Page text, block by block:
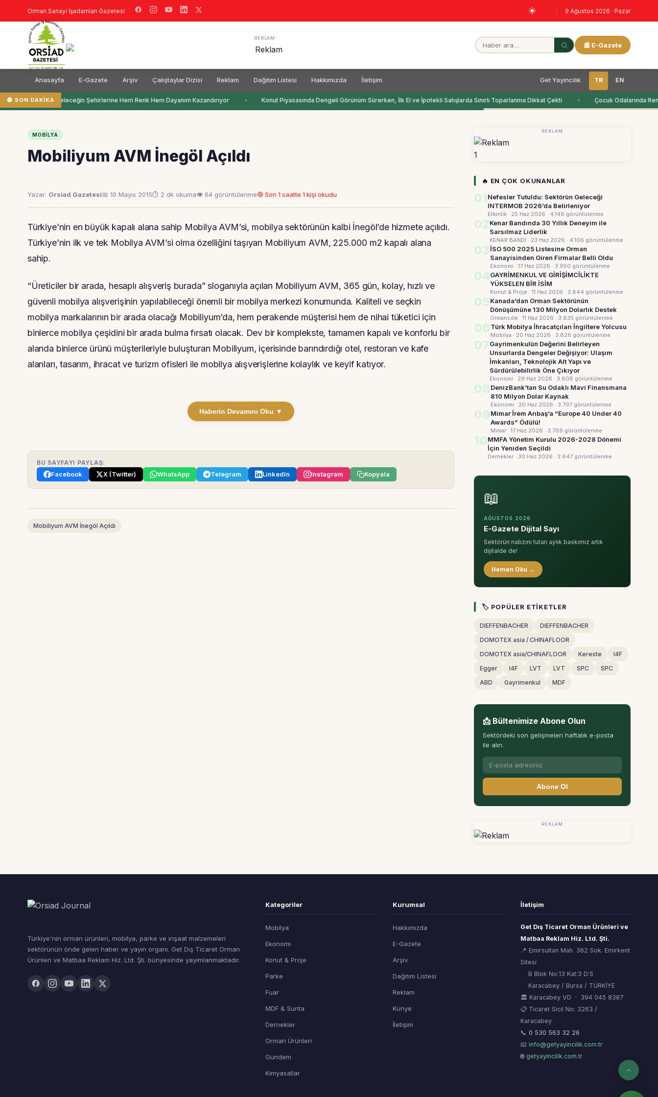
Orman Sanayi İşadamları Gazetesi 9 Ağustos 2026 · Pazar
REKLAM
📰 E-Gazete
Anasayfa E-Gazete Arşiv Çalıştaylar Dizisi Reklam Dağıtım Listesi Hakkımızda İletişim Get Yayıncılık TR EN
🔴 SON DAKIKA
Filli Boya Geleceğin Şehirlerine Hem Renk Hem Dayanım Kazandırıyor Konut Piyasasında Dengeli Görünüm Sürerken, İlk El ve İpotekli Satışlarda Sınırlı Toparlanma Dikkat Çekti Çocuk Odalarında
MOBILYA
Mobiliyum AVM İnegöl Açıldı
Yazar: Orsiad Gazetesi📅 10 Mayıs 2015⏱ 2 dk okuma👁 64 görüntülenme🔴 Son 1 saatte 1 kişi okudu
Türkiye’nin en büyük kapalı alana sahip Mobilya AVM’si, mobilya sektörünün kalbi İnegöl’de hizmete açılıdı.
Türkiye’nin ilk ve tek Mobilya AVM’si olma özelliğini taşıyan Mobiliyum AVM, 225.000 m2 kapalı alana
sahip.
“Üreticiler bir arada, hesaplı alışveriş burada” sloganıyla açılan Mobiliyum AVM, 365 gün, kolay, hızlı ve
güvenli mobilya alışverişinin yapılabileceği önemli bir mobilya merkezi konumunda. Kaliteli ve seçkin
mobilya markalarının bir arada olacağı Mobiliyum’da, hem perakende müşterisi hem de nihai tüketici için
binlerce mobilya çeşidini bir arada bulma fırsatı olacak. Dev bir komplekste, tamamen kapalı ve konforlu bir
alanda binlerce ürünü müşterileriyle buluşturan Mobiliyum, içerisinde barındırdığı otel, restoran ve kafe
alanları, tasarım, ihracat ve turizm ofisleri ile mobilya alışverişlerine kolaylık ve keyif katıyor.
Haberin Devamını Oku ▼
BU SAYFAYI PAYLAŞ:
Facebook X (Twitter) WhatsApp Telegram LinkedIn Instagram Kopyala
Mobiliyum AVM İnegöl Açıldı
REKLAM
1
🔥 EN ÇOK OKUNANLAR
01Nefesler Tutuldu: Sektörün Geleceği
INTERMOB 2026’da Belirleniyor
Etkinlik · 25 Haz 2026 · 4.148 görüntülenme
02Kenar Bandında 30 Yıllık Deneyim ile
Sarsılmaz Liderlik
KENAR BANDI · 23 Haz 2026 · 4.106 görüntülenme
03İSO 500 2025 Listesine Orman
Sanayisinden Giren Firmalar Belli Oldu
Ekonomi · 17 Haz 2026 · 3.950 görüntülenme
04GAYRİMENKUL VE GİRİŞİMCİLİKTE
YÜKSELEN BİR İSİM
Konut & Proje · 11 Haz 2026 · 3.844 görüntülenme
05Kanada’dan Orman Sektörünün
Dönüşümüne 130 Milyon Dolarlık Destek
Ormancılık · 11 Haz 2026 · 3.835 görüntülenme
06Türk Mobilya İhracatçıları İngiltere Yolcusu
Mobilya · 20 Haz 2026 · 3.826 görüntülenme
07Gayrimenkulün Değerini Belirleyen
Unsurlarda Dengeler Değişiyor: Ulaşım
İmkanları, Teknolojik Alt Yapı ve
Sürdürülebilirlik Öne Çıkıyor
Ekonomi · 29 Haz 2026 · 3.808 görüntülenme
08DenizBank’tan Su Odaklı Mavi Finansmana
810 Milyon Dolar Kaynak
Ekonomi · 20 Haz 2026 · 3.797 görüntülenme
09Mimar İrem Arıbaş’a “Europe 40 Under 40
Awards” Ödülü!
Mimar · 17 Haz 2026 · 3.769 görüntülenme
10MMFA Yönetim Kurulu 2026-2028 Dönemi
İçin Yeniden Seçildi
Dernekler · 30 Haz 2026 · 3.647 görüntülenme
📖
AĞUSTOS 2026
E-Gazete Dijital Sayı
Sektörün nabzını tutan aylık baskımız artık
dijitalde de!
Hemen Oku →
🏷 POPÜLER ETIKETLER
DIEFFENBACHER
DIEFFENBACHER
DOMOTEX asia / CHINAFLOOR
DOMOTEX asia/CHINAFLOOR
Kereste
I4F
Egger
I4F LVT LVT SPC
SPC
ABD
Gayrimenkul MDF
📩 Bültenimize Abone Olun
Sektördeki son gelişmeleri haftalık e-posta
ile alın.
Abone Ol
REKLAM
Türkiye'nin orman ürünleri, mobilya, parke ve inşaat malzemeleri
sektörünün önde gelen haber ve yayın organı. Get Dış Ticaret Orman
Ürünleri ve Matbaa Reklam Hiz. Ltd. Şti. bünyesinde yayımlanmaktadır.
Kategoriler
Mobilya
Ekonomi
Konut & Proje
Parke
Fuar
MDF & Sunta
Dernekler
Orman Ürünleri
Gündem
Kimyasallar
Kurumsal
Hakkımızda
E-Gazete
Arşiv
Dağıtım Listesi
Reklam
Künye
İletişim
İletişim
Get Dış Ticaret Orman Ürünleri ve
Matbaa Reklam Hiz. Ltd. Şti.
📍 Emirsultan Mah. 362 Sok. Emirkent
Sitesi
B Blok No:13 Kat:3 D:5
Karacabey / Bursa / TÜRKİYE
🏛 Karacabey VD · 394 045 8387
📋 Ticaret Sicil No: 3263 /
Karacabey
📞 0 530 563 32 26
📧info@getyayincilik.com.tr
🌐 getyayincilik.com.tr
ORSİAD AI
Sektörel Hafıza Asistanı